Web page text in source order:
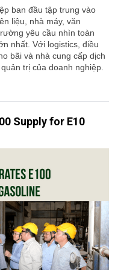
ban đầu tập trung vào
liệu, nhà máy, văn
yêu cầu nhìn toàn
nhất. Với logistics, điều
bãi và nhà cung cấp dịch
trị của doanh nghiệp.
Supply for E10